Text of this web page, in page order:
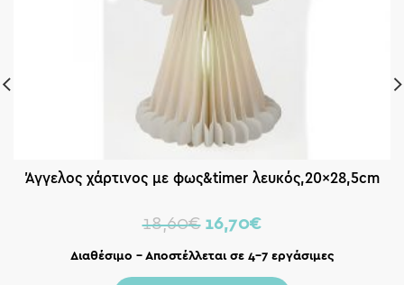
Άγγελος χάρτινος με φως&timer λευκός,20×28,5cm
18,60€ 16,70€
Διαθέσιμο – Αποστέλλεται σε 4-7 εργάσιμες